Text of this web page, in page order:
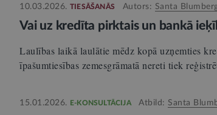
10.03.2026. TIESĀŠANĀS Autors: Santa
Vai uz kredīta pirktais un bankā
Laulības laikā laulātie mēdz kopā uzņemties
īpašumtiesības zemesgrāmatā nereti tiek
15.01.2026. E-KONSULTĀCIJA Atbild: Santa